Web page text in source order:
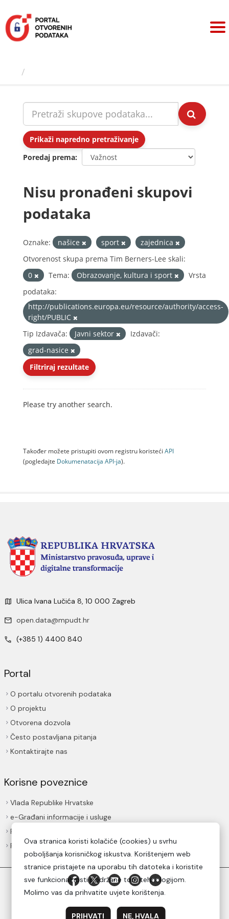
sadržaj
Prikaži napredno pretraživanje
Poredaj prema
Nisu pronađeni skupovi
podataka
Oznake: našice sport
zajednica
Otvorenost skupa prema Tim Berners-Lee skali:
0
Tema: Obrazovanje, kultura i sport
Vrsta
podataka:
http://publications.europa.eu/resource/authority/access-
right/PUBLIC
Tip Izdavača:
Javni sektor
Izdavači:
grad-nasice
Filtriraj rezultate
Please try another search.
Također možete pristupiti ovom registru koristeći API
(pogledajte Dokumenаtаcijа API-jа).